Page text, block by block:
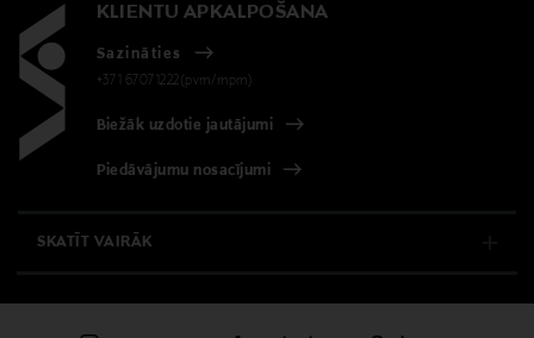
KLIENTU APKALPOŠANA
Sazināties
+371 67071222(pvm/mpm)
Biežāk uzdotie jautājumi
Piedāvājumu nosacījumi
SKATĪT VAIRĀK